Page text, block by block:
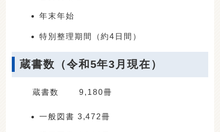
年末年始
特別整理期間（約4日間）
蔵書数（令和5年3月現在）
蔵書数 9,180冊
一般図書 3,472冊